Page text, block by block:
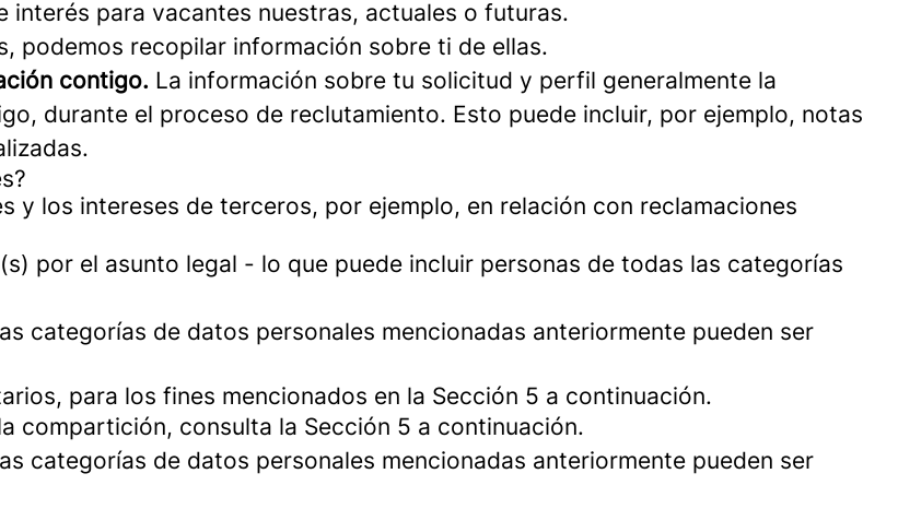
para vacantes nuestras, actuales o futuras.
podemos recopilar información sobre ti de ellas.
contigo. La información sobre tu solicitud y perfil generalmente la
durante el proceso de reclutamiento. Esto puede incluir, por ejemplo, notas
y los intereses de terceros, por ejemplo, en relación con reclamaciones
por el asunto legal - lo que puede incluir personas de todas las categorías
categorías de datos personales mencionadas anteriormente pueden ser
para los fines mencionados en la Sección 5 a continuación.
compartición, consulta la Sección 5 a continuación.
categorías de datos personales mencionadas anteriormente pueden ser